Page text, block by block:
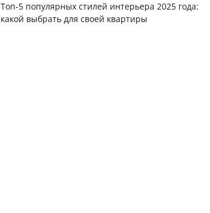
Топ-5 популярных стилей интерьера 2025 года:
какой выбрать для своей квартиры